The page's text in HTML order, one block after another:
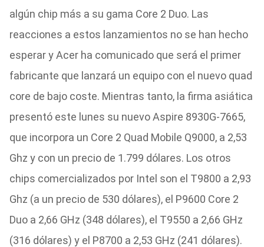
algún chip más a su gama Core 2 Duo. Las
reacciones a estos lanzamientos no se han hecho
esperar y Acer ha comunicado que será el primer
fabricante que lanzará un equipo con el nuevo quad
core de bajo coste. Mientras tanto, la firma asiática
presentó este lunes su nuevo Aspire 8930G-7665,
que incorpora un Core 2 Quad Mobile Q9000, a 2,53
Ghz y con un precio de 1.799 dólares. Los otros
chips comercializados por Intel son el T9800 a 2,93
Ghz (a un precio de 530 dólares), el P9600 Core 2
Duo a 2,66 GHz (348 dólares), el T9550 a 2,66 GHz
(316 dólares) y el P8700 a 2,53 GHz (241 dólares).